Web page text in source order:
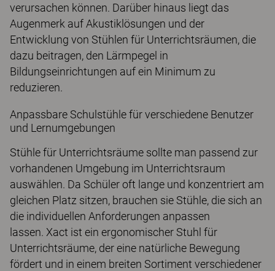
verursachen können. Darüber hinaus liegt das
Augenmerk auf Akustiklösungen und der
Entwicklung von Stühlen für Unterrichtsräumen, die
dazu beitragen, den Lärmpegel in
Bildungseinrichtungen auf ein Minimum zu
reduzieren.
Anpassbare Schulstühle für verschiedene Benutzer
und Lernumgebungen
Stühle für Unterrichtsräume sollte man passend zur
vorhandenen Umgebung im Unterrichtsraum
auswählen. Da Schüler oft lange und konzentriert am
gleichen Platz sitzen, brauchen sie Stühle, die sich an
die individuellen Anforderungen anpassen
lassen. Xact ist ein ergonomischer Stuhl für
Unterrichtsräume, der eine natürliche Bewegung
fördert und in einem breiten Sortiment verschiedener